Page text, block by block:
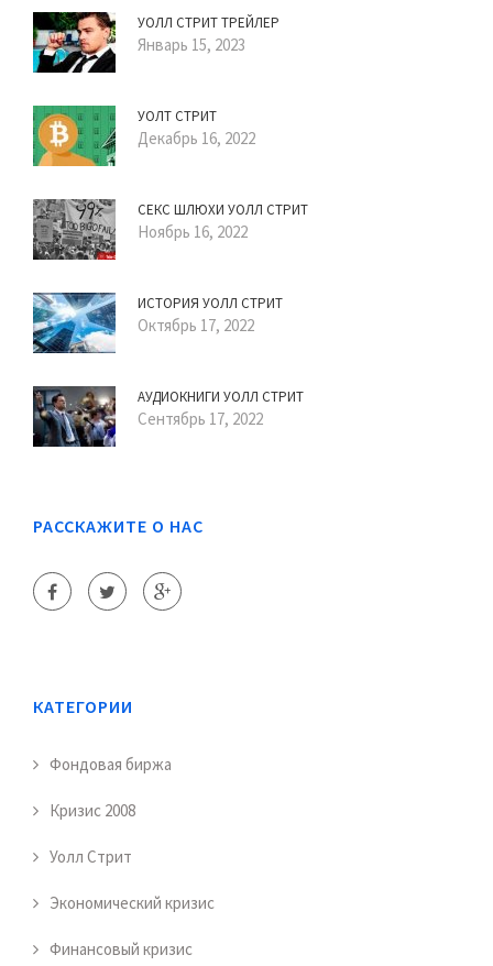
УОЛЛ СТРИТ ТРЕЙЛЕР
Январь 15, 2023
УОЛТ СТРИТ
Декабрь 16, 2022
СЕКС ШЛЮХИ УОЛЛ СТРИТ
Ноябрь 16, 2022
ИСТОРИЯ УОЛЛ СТРИТ
Октябрь 17, 2022
АУДИОКНИГИ УОЛЛ СТРИТ
Сентябрь 17, 2022
РАССКАЖИТЕ О НАС
КАТЕГОРИИ
Фондовая биржа
Кризис 2008
Уолл Стрит
Экономический кризис
Финансовый кризис